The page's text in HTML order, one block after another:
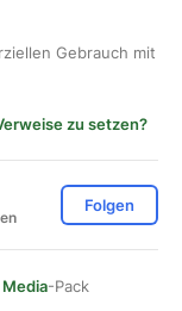
Gebrauch mit
zu setzen?
Folgen
-Pack